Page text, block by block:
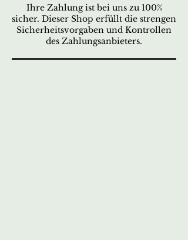
Ihre Zahlung ist bei uns zu 100%
sicher. Dieser Shop erfüllt die strengen
Sicherheitsvorgaben und Kontrollen
des Zahlungsanbieters.